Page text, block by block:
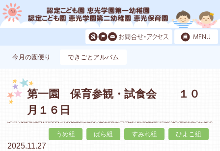
今月の園便り できごとアルバム
第一園 保育参観・試食会 １０
月１６日
うめ組 ばら組 すみれ組 ひよこ組
2025.11.27